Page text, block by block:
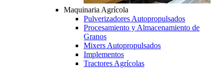
Maquinaria Agrícola
Pulverizadores Autopropulsados
Procesamiento y Almacenamiento de
Granos
Mixers Autopropulsados
Implementos
Tractores Agrícolas